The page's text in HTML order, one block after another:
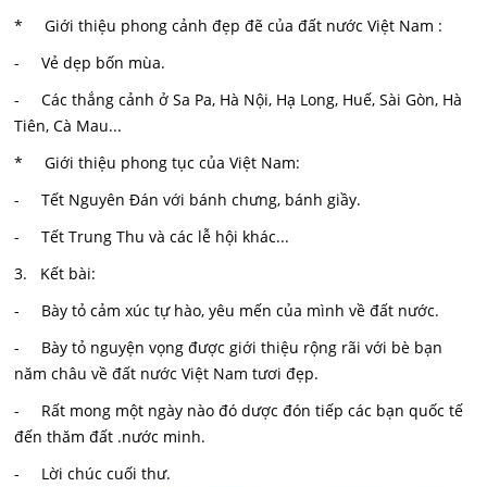
* Giới thiệu phong cảnh đẹp đẽ của đất nước Việt Nam :
- Vẻ dẹp bốn mùa.
- Các thắng cảnh ở Sa Pa, Hà Nội, Hạ Long, Huế, Sài Gòn, Hà
Tiên, Cà Mau...
* Giới thiệu phong tục của Việt Nam:
- Tết Nguyên Đán với bánh chưng, bánh giầy.
- Tết Trung Thu và các lễ hội khác...
3. Kết bài:
- Bày tỏ cảm xúc tự hào, yêu mến của mình về đất nước.
- Bày tỏ nguyện vọng được giới thiệu rộng rãi với bè bạn
năm châu về đất nước Việt Nam tươi đẹp.
- Rất mong một ngày nào đó dược đón tiếp các bạn quốc tế
đến thăm đất .nước minh.
- Lời chúc cuối thư.